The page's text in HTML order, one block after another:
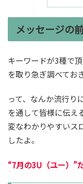
メッセージの
キーワードが3種で
を取り急ぎ調べてお
って、なんか流行り
を通して皆様に伝え
変なわかりやすいス
したよ。
“7月の3U（ユー）”